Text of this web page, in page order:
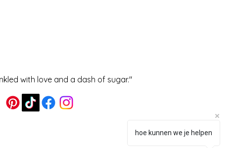
with love and a dash of sugar."
hoe kunnen we je helpen